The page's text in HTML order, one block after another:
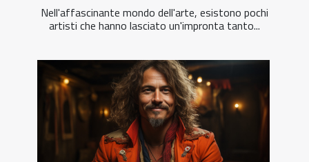
Nell'affascinante mondo dell'arte, esistono pochi
artisti che hanno lasciato un'impronta tanto...